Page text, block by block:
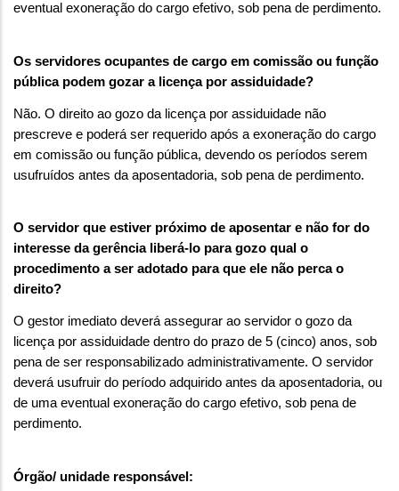
eventual exoneração do cargo efetivo, sob pena de perdimento.
Os servidores ocupantes de cargo em comissão ou função
pública podem gozar a licença por assiduidade?
Não. O direito ao gozo da licença por assiduidade não
prescreve e poderá ser requerido após a exoneração do cargo
em comissão ou função pública, devendo os períodos serem
usufruídos antes da aposentadoria, sob pena de perdimento.
O servidor que estiver próximo de aposentar e não for do
interesse da gerência liberá-lo para gozo qual o
procedimento a ser adotado para que ele não perca o
direito?
O gestor imediato deverá assegurar ao servidor o gozo da
licença por assiduidade dentro do prazo de 5 (cinco) anos, sob
pena de ser responsabilizado administrativamente. O servidor
deverá usufruir do período adquirido antes da aposentadoria, ou
de uma eventual exoneração do cargo efetivo, sob pena de
perdimento.
Órgão/ unidade responsável: